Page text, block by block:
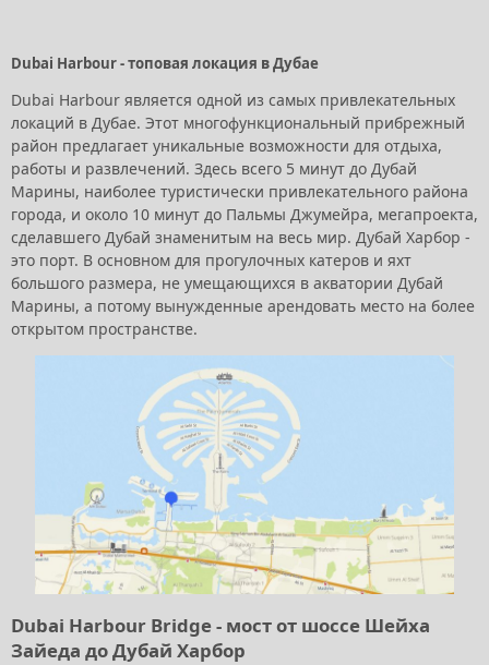
Dubai Harbour - топовая локация в Дубае
Dubai Harbour является одной из самых привлекательных
локаций в Дубае. Этот многофункциональный прибрежный
район предлагает уникальные возможности для отдыха,
работы и развлечений. Здесь всего 5 минут до Дубай
Марины, наиболее туристически привлекательного района
города, и около 10 минут до Пальмы Джумейра, мегапроекта,
сделавшего Дубай знаменитым на весь мир. Дубай Харбор -
это порт. В основном для прогулочных катеров и яхт
большого размера, не умещающихся в акватории Дубай
Марины, а потому вынужденные арендовать место на более
открытом пространстве.
Dubai Harbour Bridge - мост от шоссе Шейха
Зайеда до Дубай Харбор